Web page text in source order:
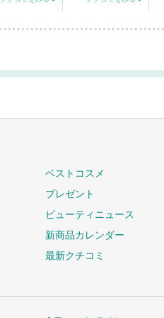
ベストコスメ
プレゼント
ビューティニュース
新商品カレンダー
最新クチコミ